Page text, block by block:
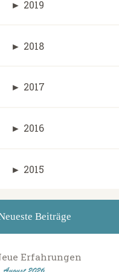
► 2019
► 2018
► 2017
► 2016
► 2015
Beiträge
Erfahrungen